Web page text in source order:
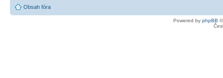
Obsah fóra
Powered by phpBB